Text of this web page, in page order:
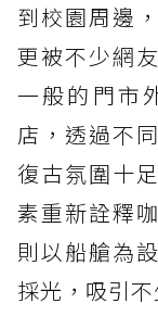
到校園周邊
更被不少網
一般的門市
店，透過不
復古氛圍十
素重新詮釋
則以船艙為
採光，吸引